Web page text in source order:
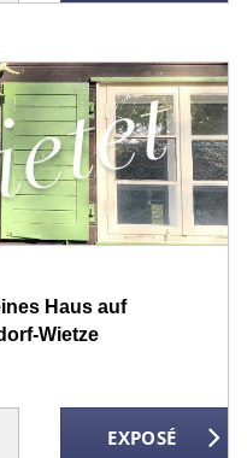
Haus auf
Wietze